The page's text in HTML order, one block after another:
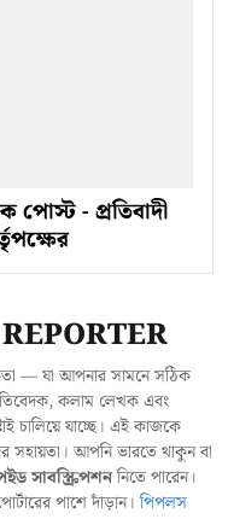
পোস্ট - প্রতিবাদী
— যা আপনার সামনে সঠিক
কলাম লেখক এবং
চালিয়ে যাচ্ছে। এই কাজকে
সহায়তা। আপনি ভারতে থাকুন বা
সাবস্ক্রিপশননিতে পারেন।
পাশে দাঁড়ান।পিপলস